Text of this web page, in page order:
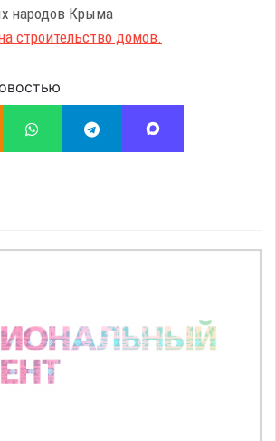
народов Крыма
строительство домов.